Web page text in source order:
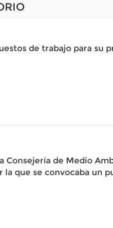
de trabajo para su
Consejería de Medio
la que se convocaba un